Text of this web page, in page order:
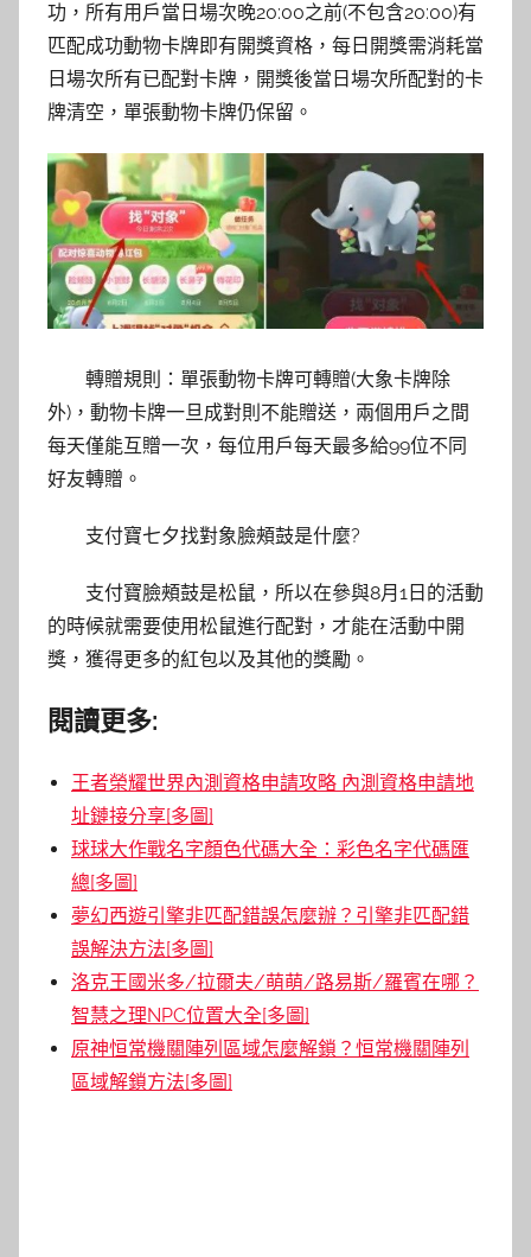
功，所有用戶當日場次晚20:00之前(不包含20:00)有
匹配成功動物卡牌即有開獎資格，每日開獎需消耗當
日場次所有已配對卡牌，開獎後當日場次所配對的卡
牌清空，單張動物卡牌仍保留。
轉贈規則：單張動物卡牌可轉贈(大象卡牌除
外)，動物卡牌一旦成對則不能贈送，兩個用戶之間
每天僅能互贈一次，每位用戶每天最多給99位不同
好友轉贈。
支付寶七夕找對象臉頰鼓是什麼?
支付寶臉頰鼓是松鼠，所以在參與8月1日的活動
的時候就需要使用松鼠進行配對，才能在活動中開
獎，獲得更多的紅包以及其他的獎勵。
閱讀更多:
王者榮耀世界內測資格申請攻略 內測資格申請地
址鏈接分享[多圖]
球球大作戰名字顏色代碼大全：彩色名字代碼匯
總[多圖]
夢幻西遊引擎非匹配錯誤怎麼辦？引擎非匹配錯
誤解決方法[多圖]
洛克王國米多/拉爾夫/萌萌/路易斯/羅賓在哪？
智慧之理NPC位置大全[多圖]
原神恒常機關陣列區域怎麼解鎖？恒常機關陣列
區域解鎖方法[多圖]